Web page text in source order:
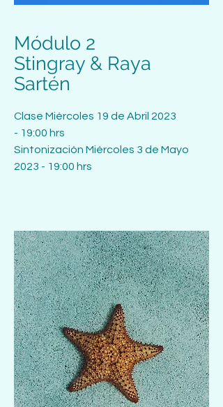
Módulo 2
Stingray & Raya
Sartén
Clase Miércoles 19 de Abril 2023
- 19:00 hrs
Sintonización Miércoles 3 de Mayo
2023 - 19:00 hrs